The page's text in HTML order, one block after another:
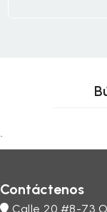
Contáctenos
Calle 20 #8-73